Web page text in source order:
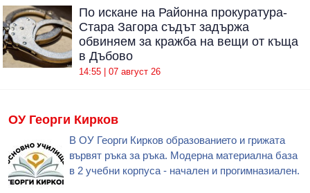
По искане на Районна прокуратура-
Стара Загора съдът задържа
обвиняем за кражба на вещи от къща
в Дъбово
14:55 | 07 август 26
ОУ Георги Кирков
В ОУ Георги Кирков образованието и грижата
вървят ръка за ръка. Модерна материална база
в 2 учебни корпуса - начален и прогимназиален.